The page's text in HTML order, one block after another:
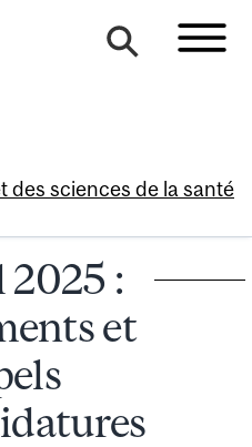
des sciences de la santé
2025 :
et